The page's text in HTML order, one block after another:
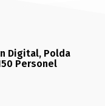
Digital, Polda
Personel